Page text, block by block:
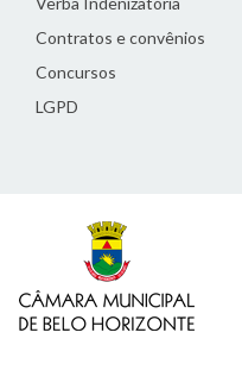
Contratos e convênios
Concursos
LGPD